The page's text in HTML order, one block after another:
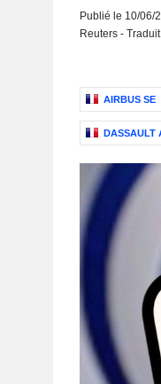
Publié le 10/06/
Reuters -
AIRBUS SE
DASSAULT